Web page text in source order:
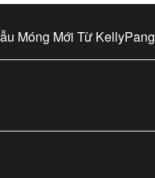
Móng Mới Từ KellyPang